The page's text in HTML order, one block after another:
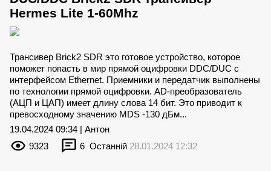
Hermes Lite 1-60Mhz
Трансивер Brick2 SDR это готовое устройство, которое
поможет попасть в мир прямой оцифровки DDC/DUC с
интерфейсом Ethernet. Приемники и передатчик выполнены
по технологии прямой оцифровки. AD-преобразователь
(АЦП и ЦАП) имеет длину слова 14 бит. Это приводит к
превосходному значению MDS -130 дБм...
19.04.2024 09:34 | Антон
9323
6 Останній 28.01.2024 12:32